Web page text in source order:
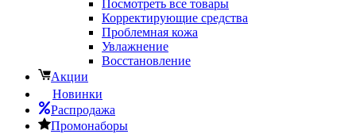
Посмотреть все товары
Корректирующие средства
Проблемная кожа
Увлажнение
Восстановление
Акции
Новинки
Распродажа
Промонаборы